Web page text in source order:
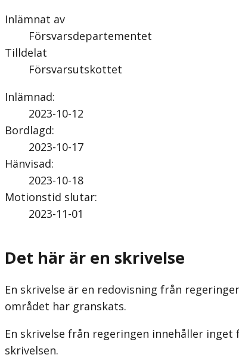
Inlämnat av
Försvarsdepartementet
Tilldelat
Försvarsutskottet
Inlämnad:
2023-10-12
Bordlagd:
2023-10-17
Hänvisad:
2023-10-18
Motionstid slutar:
2023-11-01
Det här är en skrivelse
En skrivelse är en redovisning från
området har granskats.
En skrivelse från regeringen innehåller
skrivelsen.